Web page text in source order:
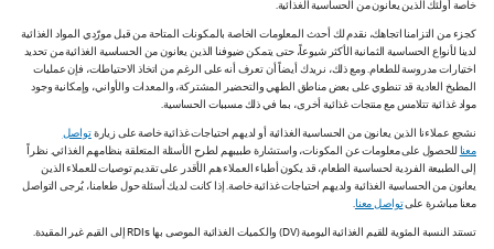
خاصة أولئك الذين يعانون من الحساسية الغذائية.
كجزء من التزامنا اتجاهك، نقدم لك أحدث المعلومات الخاصة بالمكونات المتاحة من قبل مورّدي المواد الغذائية
لدينا لأنواع الحساسية الثمانية الأكثر شيوعاً، حتى يتمكن ضيوفنا الذين يعانون من الحساسية الغذائية من تحديد
اختيارات مدروسة للطعام. ومع ذلك، نريدك أيضاً أن تعرف أنه على الرغم من اتخاذ الاحتياطات، فإن عمليات
المطبخ العادية قد تنطوي على بعض مناطق الطهي والتحضير المشتركة، والمعدات والأواني، وإمكانية وجود
مواد غذائية تتلامس مع منتجات غذائية أخرى، بما في ذلك مسببات الحساسية.
نشجع عملاءنا الذين يعانون من الحساسية الغذائية أو لديهم احتياجات غذائية خاصة على زيارةتواصل
معنا للحصول على معلومات عن المكونات، واستشارة طبيبهم لطرح الأسئلة المتعلقة بنظامهم الغذائي. نظراً
إلى الطبيعة الفردية لحساسية الطعام، قد يكون أطباء العملاء هم الأقدر على تقديم توصيات للعملاء الذين
يعانون من الحساسية الغذائية ولديهم احتياجات غذائية خاصة. إذا كانت لديك أسئلة حول طعامنا، يُرجى التواصل
معنا مباشرة علىتواصل معنا.
تستند النسبة المئوية للقيم الغذائية اليومية (DV) والكميات الغذائية الموصى بها RDIs إلى القيم غير المقيدة.